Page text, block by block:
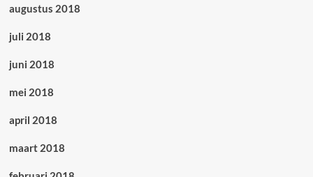
augustus 2018
juli 2018
juni 2018
mei 2018
april 2018
maart 2018